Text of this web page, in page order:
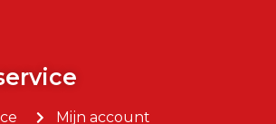
Mijn account